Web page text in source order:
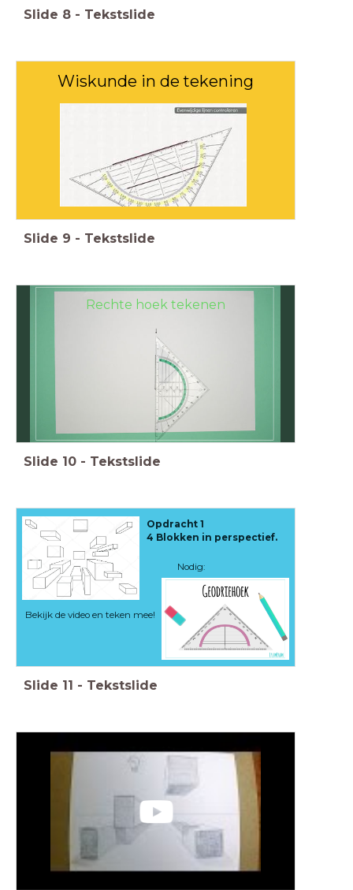
Slide 8 - Tekstslide
Wiskunde in de tekening
Evenwijdige lijnen tekenen.
Slide 9 - Tekstslide
Wiskunde in de tekening
Rechte hoek tekenen
Slide 10 - Tekstslide
Opdracht 1
4 Blokken in perspectief.
Nodig:
Bekijk de video en teken mee!
Slide 11 - Tekstslide